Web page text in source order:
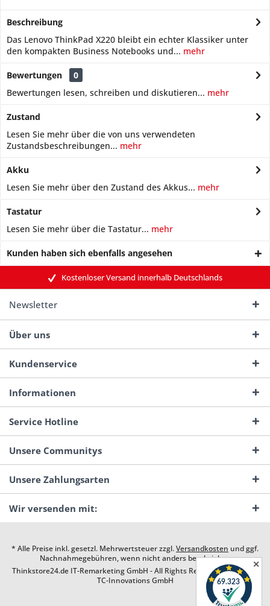
Beschreibung
Das Lenovo ThinkPad X220 bleibt ein echter Klassiker unter
den kompakten Business Notebooks und... mehr
Bewertungen
0
Bewertungen lesen, schreiben und diskutieren... mehr
Zustand
Lesen Sie mehr über die von uns verwendeten
Zustandsbeschreibungen... mehr
Akku
Lesen Sie mehr über den Zustand des Akkus... mehr
Tastatur
Lesen Sie mehr über die Tastatur... mehr
Kunden haben sich ebenfalls angesehen
Kostenloser Versand innerhalb Deutschlands
Newsletter
Über uns
Kundenservice
Informationen
Service Hotline
Unsere Communitys
Unsere Zahlungsarten
Wir versenden mit:
* Alle Preise inkl. gesetzl. Mehrwertsteuer zzgl.Versandkosten und ggf.
Nachnahmegebühren, wenn nicht anders beschrieben
Thinkstore24.de IT-Remarketing GmbH - All Rights Reserved. Design by
TC-Innovations GmbH
✕